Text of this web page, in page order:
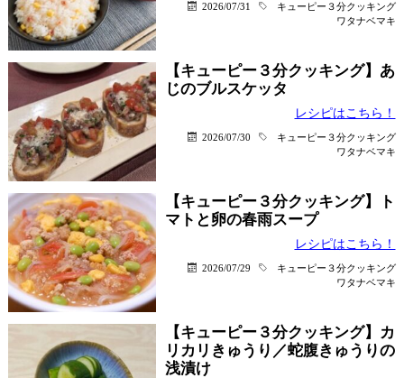
2026/07/31
キューピー３分クッキング
ワタナベマキ
【キューピー３分クッキング】あ
じのブルスケッタ
レシピはこちら！
2026/07/30
キューピー３分クッキング
ワタナベマキ
【キューピー３分クッキング】ト
マトと卵の春雨スープ
レシピはこちら！
2026/07/29
キューピー３分クッキング
ワタナベマキ
【キューピー３分クッキング】カ
リカリきゅうり／蛇腹きゅうりの
浅漬け